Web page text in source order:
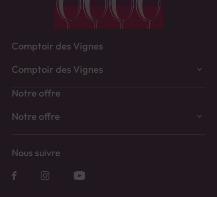
Comptoir des Vignes
Comptoir des Vignes
Notre offre
Notre offre
Nous suivre